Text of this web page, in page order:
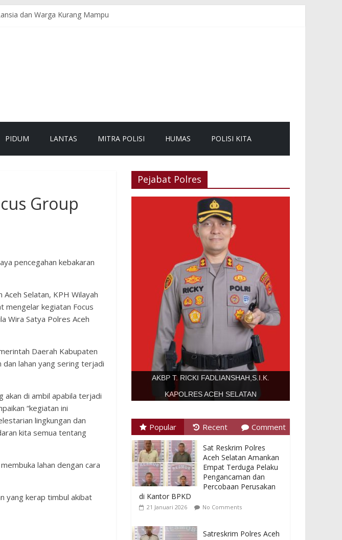
dan Warga Kurang Mampu
dan Kelancaran Lalu Lintas
di Wilayah Rawan
PIDUM LANTAS MITRA POLISI HUMAS POLISI KITA
Group
pencegahan kebakaran
Selatan, KPH Wilayah
mengelar kegiatan Focus
Wira Satya Polres Aceh
Daerah Kabupaten
lahan yang sering terjadi
akan di ambil apabila terjadi
“kegiatan ini
lingkungan dan
kita semua tentang
lahan dengan cara
yang kerap timbul akibat
Pejabat Polres
AKBP T. RICKI FADLIANSHAH,S.I.K.
KAPOLRES ACEH SELATAN
Popular Recent Comment
Sat Reskrim Polres
Aceh Selatan Amankan
Empat Terduga Pelaku
Pengancaman dan
Percobaan Perusakan
di Kantor BPKD
21 Januari 2026 No Comments
Satreskrim Polres Aceh